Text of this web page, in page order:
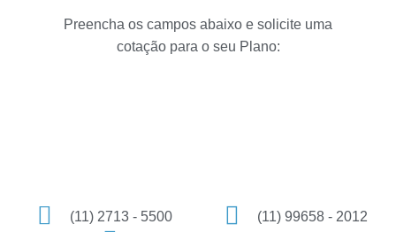
Preencha os campos abaixo e solicite uma
cotação para o seu Plano:
(11) 2713 - 5500
(11) 99658 - 2012